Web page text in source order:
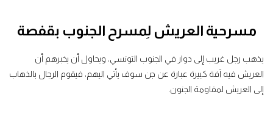
مسرحية العريش لِمسرح الجنوب بقفصة
يذهب رجل غريب إلى دوار في الجنوب التونسي، ويحاول أن يخبرهم أن
العريش فيه آفة كبيرة عبارة عن جن سوف يأتي اليهم، فيقوم الرجال بالذهاب
إلى العريش لمقاومة الجنون.